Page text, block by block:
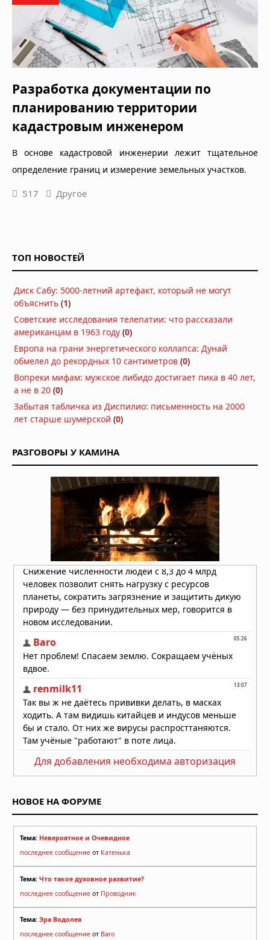
Разработка документации по
планированию территории
кадастровым инженером
В основе кадастровой инженерии лежит тщательное
определение границ и измерение земельных участков.
517 Другое
ТОП НОВОСТЕЙ
Диск Сабу: 5000-летний артефакт, который не могут
объяснить (1)
Советские исследования телепатии: что рассказали
американцам в 1963 году (0)
Европа на грани энергетического коллапса: Дунай
обмелел до рекордных 10 сантиметров (0)
Вопреки мифам: мужское либидо достигает пика в 40 лет,
а не в 20 (0)
Забытая табличка из Диспилио: письменность на 2000
лет старше шумерской (0)
РАЗГОВОРЫ У КАМИНА
Для добавления необходима авторизация
НОВОЕ НА ФОРУМЕ
Тема: Невероятное и Очевидное
последнее сообщение от Катенька
Тема: Что такое духовное развитие?
последнее сообщение от Проводник
Тема: Эра Водолея
последнее сообщение от Baro